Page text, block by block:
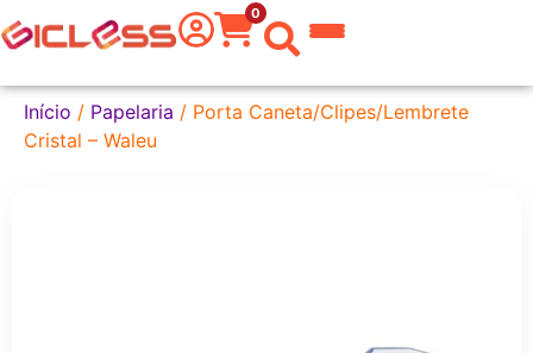
0
do Mundo
Início / Papelaria / Porta Caneta/Clipes/Lembrete
Cristal – Waleu